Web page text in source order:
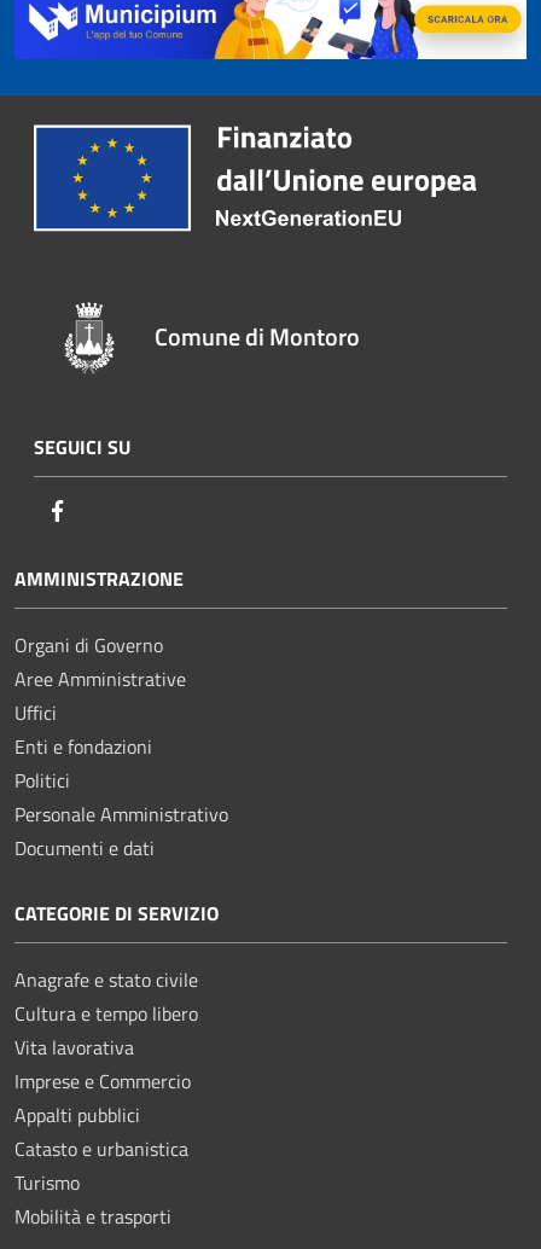
Comune di Montoro
SEGUICI SU
AMMINISTRAZIONE
Organi di Governo
Aree Amministrative
Uffici
Enti e fondazioni
Politici
Personale Amministrativo
Documenti e dati
CATEGORIE DI SERVIZIO
Anagrafe e stato civile
Cultura e tempo libero
Vita lavorativa
Imprese e Commercio
Appalti pubblici
Catasto e urbanistica
Turismo
Mobilità e trasporti